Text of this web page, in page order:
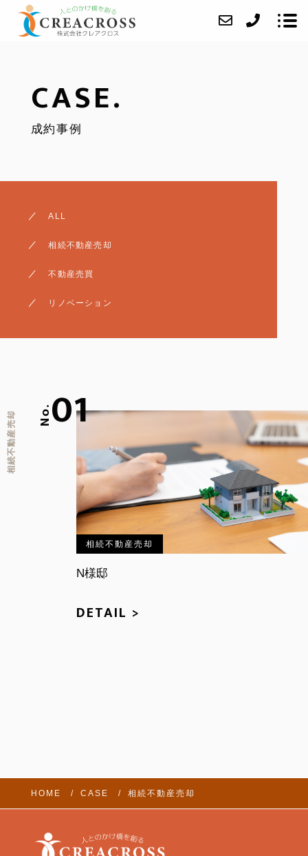
相続・生前贈与
CASE.
成約事例
ALL
相続不動産売却
不動産売買
リノベーション
相続不動産売却 No.01
相続不動産売却
N様邸
DETAIL >
HOME CASE 相続不動産売却